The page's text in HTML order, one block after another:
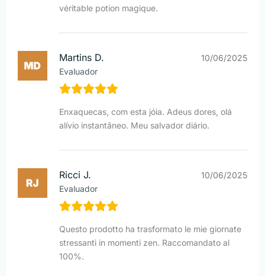
véritable potion magique.
Martins D.
Evaluador
10/06/2025
Enxaquecas, com esta jóia. Adeus dores, olá
alívio instantâneo. Meu salvador diário.
Ricci J.
Evaluador
10/06/2025
Questo prodotto ha trasformato le mie giornate
stressanti in momenti zen. Raccomandato al
100%.